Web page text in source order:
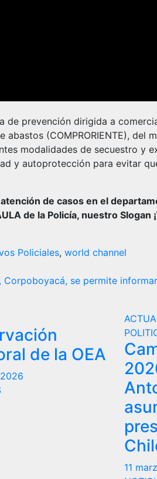
de prevención dirigida a
(COMPRORIENTE), del
modalidades de secuestro y
y autoprotección para evitar
de casos en el
de la Policía, nuestro Slogan
Policiales, world channel
Corpoboyacá, se permite informar
de la OEA
11